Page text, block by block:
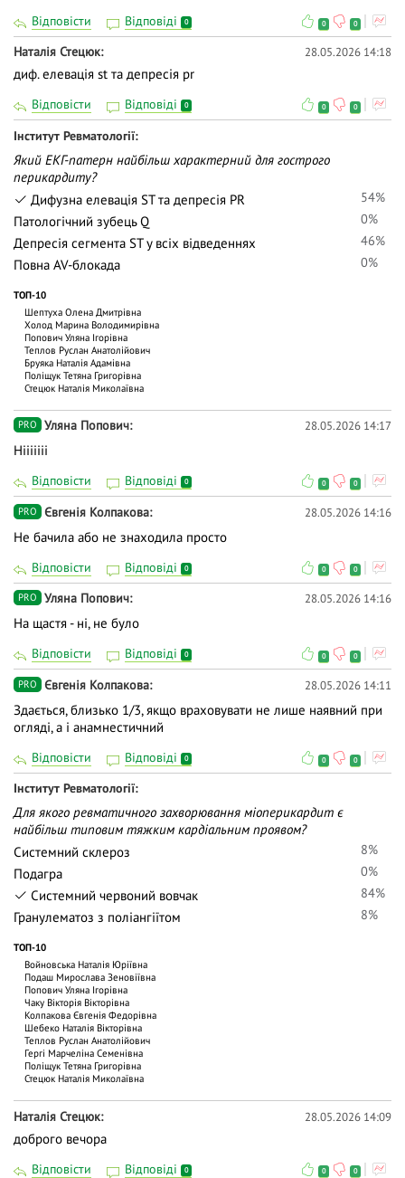
Відповісти Відповіді 0 0 0
Наталія Стецюк 28.05.2026 14:18
диф. елевація st та депресія pr
Відповісти Відповіді 0 0 0
Iнститут Ревматології
Який ЕКГ-патерн найбільш характерний для гострого
перикардиту?
Дифузна елевація ST та депресія PR
54%
Патологічний зубець Q
0%
Депресія сегмента ST у всіх відведеннях
46%
Повна AV-блокада
0%
ТОП-10
Шептуха Олена Дмитрівна
Холод Марина Володимирівна
Попович Уляна Ігорівна
Теплов Руслан Анатолійович
Бруяка Наталія Адамівна
Поліщук Тетяна Григорівна
Стецюк Наталія Миколаївна
PRO Уляна Попович 28.05.2026 14:17
Нііііііі
Відповісти Відповіді 0 0 0
PRO Євгенія Колпакова 28.05.2026 14:16
Не бачила або не знаходила просто
Відповісти Відповіді 0 0 0
PRO Уляна Попович 28.05.2026 14:16
На щастя - ні, не було
Відповісти Відповіді 0 0 0
PRO Євгенія Колпакова 28.05.2026 14:11
Здається, близько 1/3, якщо враховувати не лише наявний при
огляді, а і анамнестичний
Відповісти Відповіді 0 0 0
Iнститут Ревматології
Для якого ревматичного захворювання міоперикардит є
найбільш типовим тяжким кардіальним проявом?
Системний склероз
8%
Подагра
0%
Системний червоний вовчак
84%
Гранулематоз з поліангіїтом
8%
ТОП-10
Войновська Наталія Юріївна
Подаш Мирослава Зеновіївна
Попович Уляна Ігорівна
Чаку Вiкторiя Вiкторiвна
Колпакова Євгенія Федорівна
Шебеко Наталія Вікторівна
Теплов Руслан Анатолійович
Гергі Марчеліна Семенівна
Поліщук Тетяна Григорівна
Стецюк Наталія Миколаївна
Наталія Стецюк 28.05.2026 14:09
доброго вечора
Відповісти Відповіді 0 0 0